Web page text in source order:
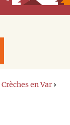
Crèches en Var ›